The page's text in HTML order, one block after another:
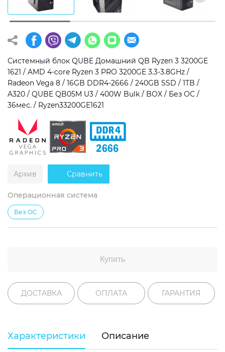
Операционная система
Windows 11 Home
Windows 11 Pro
Без ОС
Тип накопителя
SSD
HDD
SSD + HDD
Дополнительно
RGB-подсветка
Разблокированный множитель CPU
Сверхбыстрый M.2 SSD NVME
Системный блок QUBE Домашний QB Ryzen 3 3200GE
1621 / AMD 4-core Ryzen 3 PRO 3200GE 3.3-3.8GHz /
Radeon Vega 8 / 16GB DDR4-2666 / 240GB SSD / 1TB /
A320 / QUBE QB05M U3 / 400W Bulk / BOX / Без ОС /
36мес. / Ryzen33200GE1621
Архив Сравнить
Операционная система
Без ОС
Купить
ДОСТАВКА ОПЛАТА ГАРАНТИЯ
Характеристики Описание